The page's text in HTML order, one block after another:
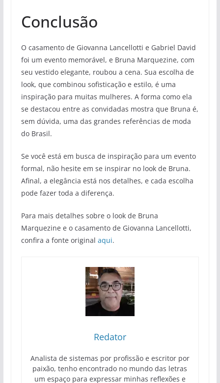
Conclusão
O casamento de Giovanna Lancellotti e Gabriel David
foi um evento memorável, e Bruna Marquezine, com
seu vestido elegante, roubou a cena. Sua escolha de
look, que combinou sofisticação e estilo, é uma
inspiração para muitas mulheres. A forma como ela
se destacou entre as convidadas mostra que Bruna é,
sem dúvida, uma das grandes referências de moda
do Brasil.
Se você está em busca de inspiração para um evento
formal, não hesite em se inspirar no look de Bruna.
Afinal, a elegância está nos detalhes, e cada escolha
pode fazer toda a diferença.
Para mais detalhes sobre o look de Bruna
Marquezine e o casamento de Giovanna Lancellotti,
confira a fonte original aqui.
Redator
Analista de sistemas por profissão e escritor por
paixão, tenho encontrado no mundo das letras
um espaço para expressar minhas reflexões e